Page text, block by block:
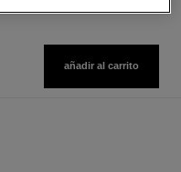
añadir al carrito